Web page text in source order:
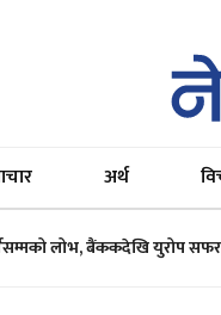
अर्थ
लोभ, बैंककदेखि युरोप